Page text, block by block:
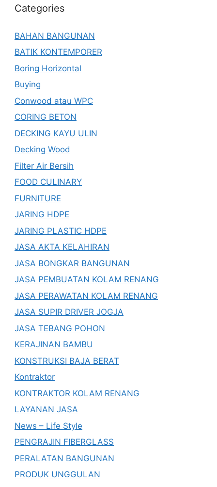
Categories
BAHAN BANGUNAN
BATIK KONTEMPORER
Boring Horizontal
Buying
Conwood atau WPC
CORING BETON
DECKING KAYU ULIN
Decking Wood
Filter Air Bersih
FOOD CULINARY
FURNITURE
JARING HDPE
JARING PLASTIC HDPE
JASA AKTA KELAHIRAN
JASA BONGKAR BANGUNAN
JASA PEMBUATAN KOLAM RENANG
JASA PERAWATAN KOLAM RENANG
JASA SUPIR DRIVER JOGJA
JASA TEBANG POHON
KERAJINAN BAMBU
KONSTRUKSI BAJA BERAT
Kontraktor
KONTRAKTOR KOLAM RENANG
LAYANAN JASA
News – Life Style
PENGRAJIN FIBERGLASS
PERALATAN BANGUNAN
PRODUK UNGGULAN